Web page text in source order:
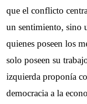
que el conflicto
un sentimiento, sino
quienes poseen los
solo poseen su
izquierda proponía
democracia a la